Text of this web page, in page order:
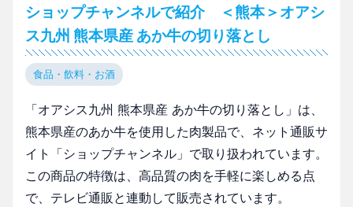
ショップチャンネルで紹介 ＜熊本＞オアシ
ス九州 熊本県産 あか牛の切り落とし
食品・飲料・お酒
「オアシス九州 熊本県産 あか牛の切り落とし」は、
熊本県産のあか牛を使用した肉製品で、ネット通販サ
イト「ショップチャンネル」で取り扱われています。
この商品の特徴は、高品質の肉を手軽に楽しめる点
で、テレビ通販と連動して販売されています。